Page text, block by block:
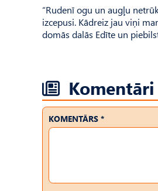
“Rudenī ogu un augļu
izcepusi. Kādreiz jau viņi
domās dalās Edīte un
Komentāri
KOMENTĀRS *